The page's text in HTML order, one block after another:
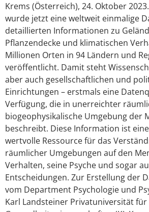
Krems (Österreich), 24. Oktober
wurde jetzt eine weltweit einmalige
detaillierten Informationen zu
Pflanzendecke und klimatischen
Millionen Orten in 94 Ländern und
veröffentlicht. Damit steht
aber auch gesellschaftlichen und
Einrichtungen – erstmals eine
Verfügung, die in unerreichter
biogeophysikalische Umgebung der
beschreibt. Diese Information ist
wertvolle Ressource für das
räumlicher Umgebungen auf den
Verhalten, seine Psyche und sogar
Entscheidungen. Zur Erstellung der
vom Department Psychologie und
Karl Landsteiner Privatuniversität für